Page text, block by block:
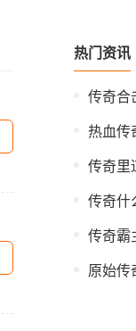
热门资讯
传奇合
热血传
传奇里
传奇什
传奇霸
原始传